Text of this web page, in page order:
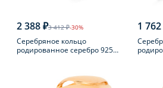
2 388 ₽3 412 ₽-30%
Серебряное кольцо
родированное серебро 925
1